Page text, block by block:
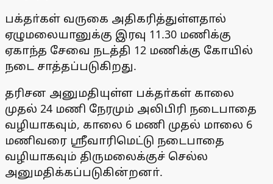
பக்தா்கள் வருகை அதிகரித்துள்ளதால்
ஏழுமலையானுக்கு இரவு 11.30 மணிக்கு
ஏகாந்த சேவை நடத்தி 12 மணிக்கு கோயில்
நடை சாத்தப்படுகிறது.
தரிசன அனுமதியுள்ள பக்தா்கள் காலை
முதல் 24 மணி நேரமும் அலிபிரி நடைபாதை
வழியாகவும், காலை 6 மணி முதல் மாலை 6
மணிவரை ஸ்ரீவாரிமெட்டு நடைபாதை
வழியாகவும் திருமலைக்குச் செல்ல
அனுமதிக்கப்படுகின்றனா்.